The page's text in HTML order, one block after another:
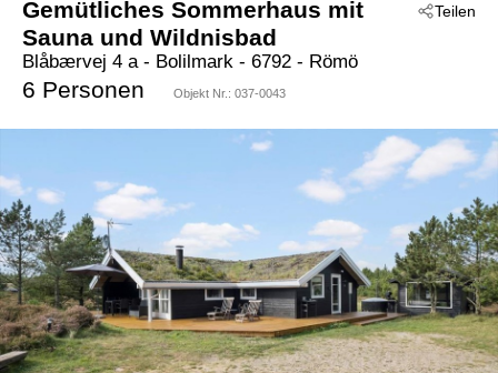
Teilen
Gemütliches Sommerhaus mit
Sauna und Wildnisbad
Blåbærvej 4 a - Bolilmark - 6792 - Römö
6 Personen Objekt Nr.: 037-0043